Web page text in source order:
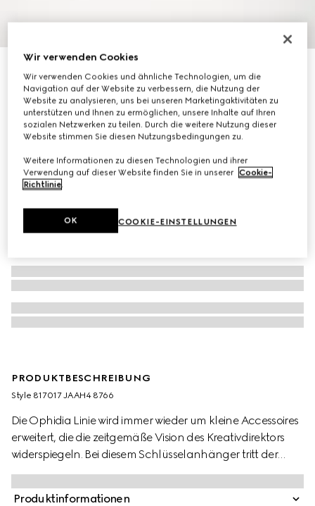
CHF 300
PRODUKTBESCHREIBUNG
Style ‎817017 JAAH4 8766
Die Ophidia Linie wird immer wieder um kleine Accessoires
erweitert, die die zeitgemäße Vision des Kreativdirektors
widerspiegeln. Bei diesem Schlüsselanhänger tritt der
GG Supreme-Canvas in einer Variante in Beige und
Dunkelbraun in Erscheinung.
Produktinformationen
Wir verwenden Cookies
Wir verwenden Cookies und ähnliche Technologien, um die
Navigation auf der Website zu verbessern, die Nutzung der
Website zu analysieren, uns bei unseren Marketingaktivitäten zu
unterstützen und Ihnen zu ermöglichen, unsere Inhalte auf Ihren
sozialen Netzwerken zu teilen. Durch die weitere Nutzung dieser
Website stimmen Sie diesen Nutzungsbedingungen zu.
Weitere Informationen zu diesen Technologien und ihrer
Verwendung auf dieser Website finden Sie in unserer Cookie-
Richtlinie.
COOKIE-EINSTELLUNGEN
OK